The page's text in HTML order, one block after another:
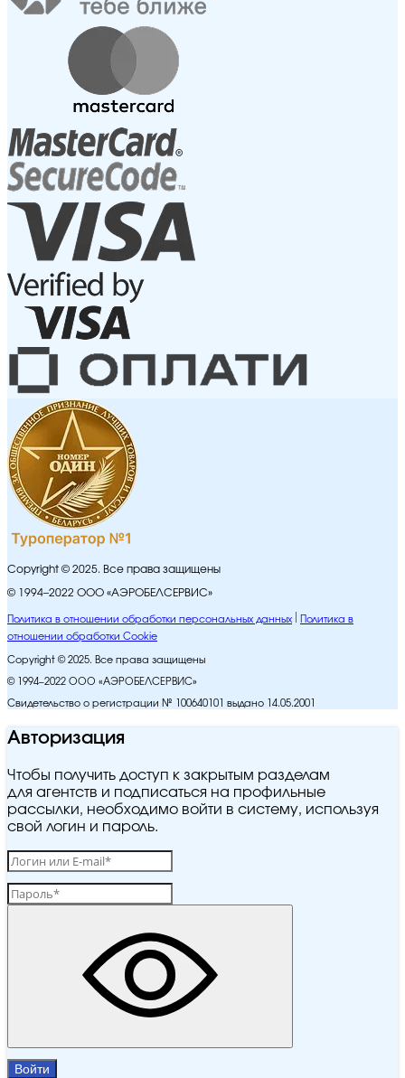
Copyright © 2025. Все права защищены
© 1994–2022 ООО «АЭРОБЕЛСЕРВИС»
Политика в отношении обработки персональных данных
Политика в
отношении обработки Cookie
Copyright © 2025. Все права защищены
© 1994–2022 ООО «АЭРОБЕЛСЕРВИС»
Свидетельство о регистрации № 100640101 выдано 14.05.2001
Авторизация
Чтобы получить доступ к закрытым разделам
для агентств и подписаться на профильные
рассылки, необходимо войти в систему, используя
свой логин и пароль.
Войти